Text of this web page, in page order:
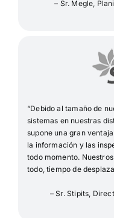
– Sr. Megle,
“Debido al tamaño de
sistemas en nuestras
supone una gran
la información y las
todo momento.
todo, tiempo de
– Sr. Stipits,